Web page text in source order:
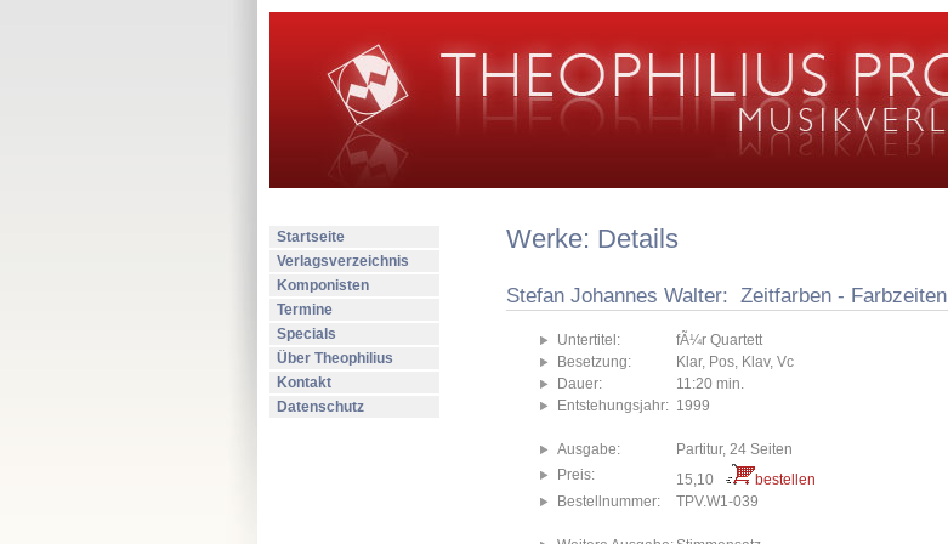
Startseite
Verlagsverzeichnis
Komponisten
Termine
Specials
Über Theophilius
Kontakt
Datenschutz
Werke: Details
Stefan Johannes Walter: Zeitfarben - Farbzeiten
Untertitel:
fÃ¼r Quartett
Besetzung:
Klar, Pos, Klav, Vc
Dauer:
11:20 min.
Entstehungsjahr: 1999
Ausgabe:
Partitur, 24 Seiten
Preis:
15,10
bestellen
Bestellnummer:
TPV.W1-039